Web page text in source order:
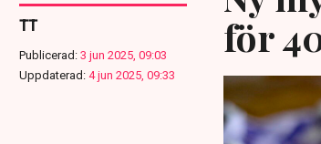
TT
Publicerad: 3 jun 2025, 09:03
Uppdaterad: 4 jun 2025, 09:33
för